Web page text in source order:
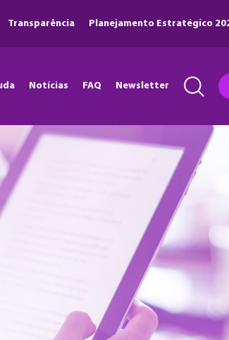
Transparência Planejamento Estratégico
Notícias FAQ Newsletter